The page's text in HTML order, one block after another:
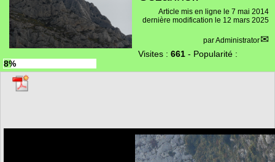
Article mis en ligne le 7 mai 2014
dernière modification le 12 mars 2025
parAdministrator
Visites : 661 - Popularité :
8%